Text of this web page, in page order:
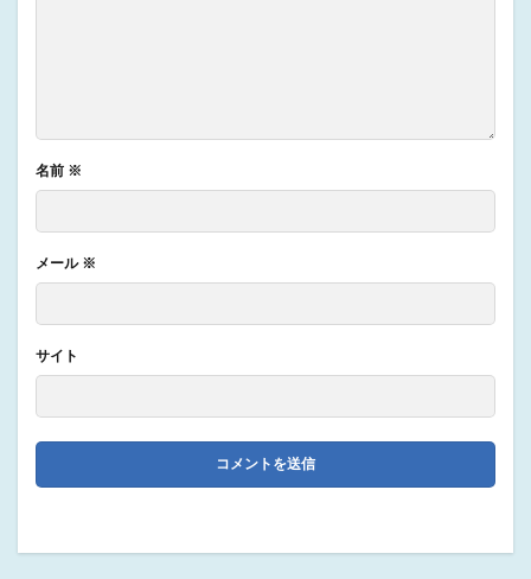
名前 ※
メール ※
サイト